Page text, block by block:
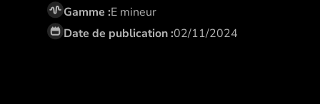
Gamme :E mineur
Date de publication :02/11/2024